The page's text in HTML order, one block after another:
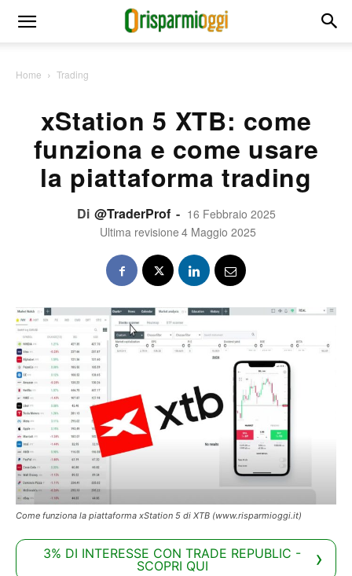
Home Trading
xStation 5 XTB: come
funziona e come usare
la piattaforma trading
Di @TraderProf - 16 Febbraio 2025
Ultima revisione 4 Maggio 2025
Come funziona la piattaforma xStation 5 di XTB (www.risparmioggi.it)
3% DI INTERESSE CON TRADE REPUBLIC -
SCOPRI QUI